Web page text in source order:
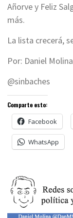
Añorve y Feliz
más.
La lista crecerá,
Por: Daniel Molina
@sinbaches
Comparte esto:
Facebook
WhatsApp